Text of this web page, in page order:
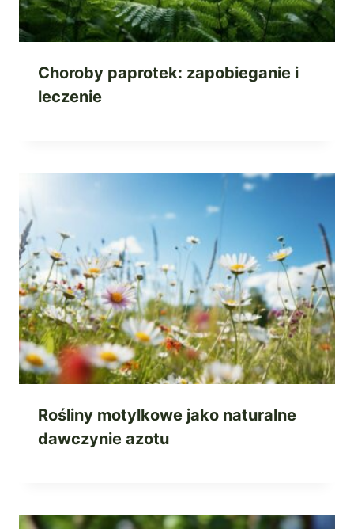
Choroby paprotek: zapobieganie i
leczenie
Rośliny motylkowe jako naturalne
dawczynie azotu